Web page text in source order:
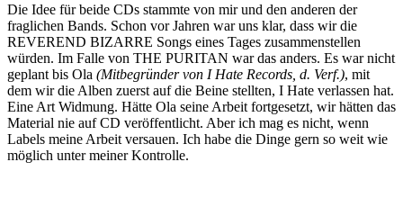
Die Idee für beide CDs stammte von mir und den anderen der
fraglichen Bands. Schon vor Jahren war uns klar, dass wir die
REVEREND BIZARRE Songs eines Tages zusammenstellen
würden. Im Falle von THE PURITAN war das anders. Es war nicht
geplant bis Ola (Mitbegründer von I Hate Records, d. Verf.), mit
dem wir die Alben zuerst auf die Beine stellten, I Hate verlassen hat.
Eine Art Widmung. Hätte Ola seine Arbeit fortgesetzt, wir hätten das
Material nie auf CD veröffentlicht. Aber ich mag es nicht, wenn
Labels meine Arbeit versauen. Ich habe die Dinge gern so weit wie
möglich unter meiner Kontrolle.